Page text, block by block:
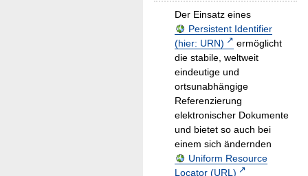
Der Einsatz eines
Persistent Identifier
(hier: URN)
ermöglicht
die stabile, weltweit
eindeutige und
ortsunabhängige
Referenzierung
elektronischer Dokumente
und bietet so auch bei
einem sich ändernden
Uniform Resource
Locator (URL)